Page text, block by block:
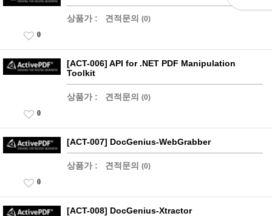
상품가 : 견적문의 (0)
0
[ACT-006] API for .NET PDF Manipulation
Toolkit
상품가 : 견적문의 (0)
0
[ACT-007] DocGenius-WebGrabber
상품가 : 견적문의 (0)
0
[ACT-008] DocGenius-Xtractor